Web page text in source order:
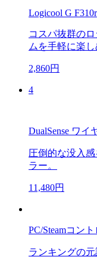
Logicool G F310r
コスパ抜群の
ムを手軽に楽し
2,860円
4
DualSense ワイ
圧倒的な没入
ラー。
11,480円
PC/Steamコン
ランキングの